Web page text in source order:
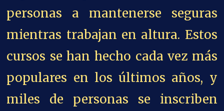
personas a mantenerse seguras
mientras trabajan en altura. Estos
cursos se han hecho cada vez más
populares en los últimos años, y
miles de personas se inscriben